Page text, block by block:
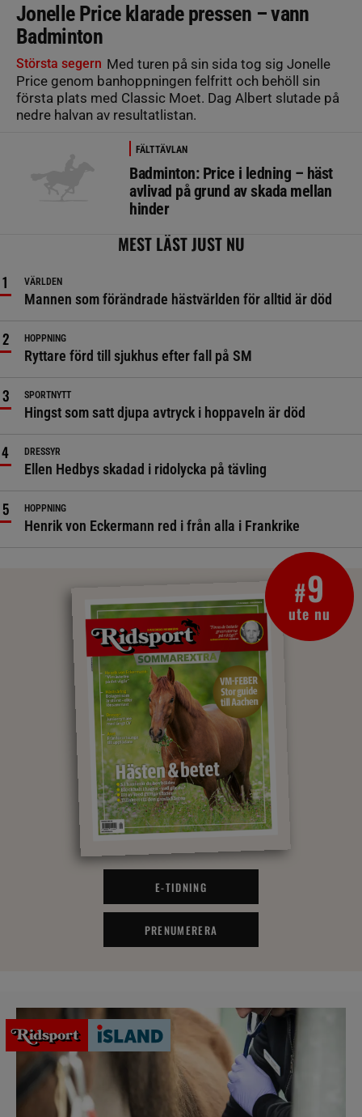
Jonelle Price klarade pressen – vann
Badminton
Största segern Med turen på sin sida tog sig Jonelle
Price genom banhoppningen felfritt och behöll sin
första plats med Classic Moet. Dag Albert slutade på
nedre halvan av resultatlistan.
FÄLTTÄVLAN
Badminton: Price i ledning – häst
avlivad på grund av skada mellan
hinder
MEST LÄST JUST NU
VÄRLDEN
Mannen som förändrade hästvärlden för alltid är död
HOPPNING
Ryttare förd till sjukhus efter fall på SM
SPORTNYTT
Hingst som satt djupa avtryck i hoppaveln är död
DRESSYR
Ellen Hedbys skadad i ridolycka på tävling
HOPPNING
Henrik von Eckermann red i från alla i Frankrike
#9
ute nu
E-TIDNING
PRENUMERERA